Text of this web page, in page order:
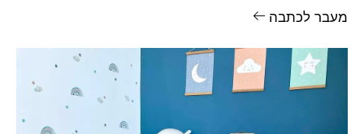
מעבר לכתבה